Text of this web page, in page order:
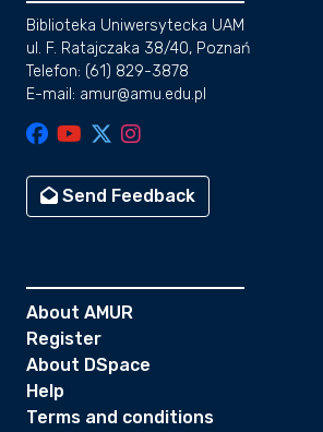
Biblioteka Uniwersytecka UAM
ul. F. Ratajczaka 38/40, Poznań
Telefon: (61) 829-3878
E-mail: amur@amu.edu.pl
Send Feedback
About AMUR
Register
About DSpace
Help
Terms and conditions